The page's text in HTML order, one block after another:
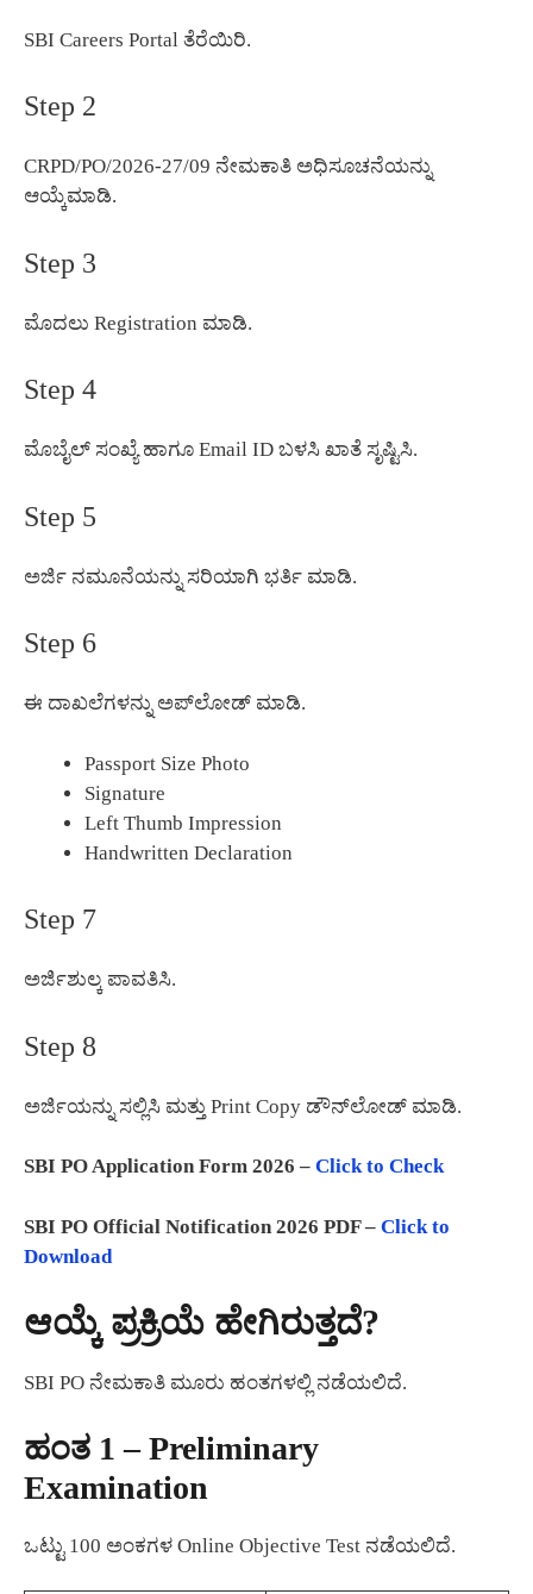
SBI Careers Portal ತೆರೆಯಿರಿ.
Step 2
CRPD/PO/2026-27/09 ನೇಮಕಾತಿ ಅಧಿಸೂಚನೆಯನ್ನು
ಆಯ್ಕೆಮಾಡಿ.
Step 3
ಮೊದಲು Registration ಮಾಡಿ.
Step 4
ಮೊಬೈಲ್ ಸಂಖ್ಯೆ ಹಾಗೂ Email ID ಬಳಸಿ ಖಾತೆ ಸೃಷ್ಟಿಸಿ.
Step 5
ಅರ್ಜಿ ನಮೂನೆಯನ್ನು ಸರಿಯಾಗಿ ಭರ್ತಿ ಮಾಡಿ.
Step 6
ಈ ದಾಖಲೆಗಳನ್ನು ಅಪ್‌ಲೋಡ್ ಮಾಡಿ.
Passport Size Photo
Signature
Left Thumb Impression
Handwritten Declaration
Step 7
ಅರ್ಜಿಶುಲ್ಕ ಪಾವತಿಸಿ.
Step 8
ಅರ್ಜಿಯನ್ನು ಸಲ್ಲಿಸಿ ಮತ್ತು Print Copy ಡೌನ್‌ಲೋಡ್ ಮಾಡಿ.
SBI PO Application Form 2026 – Click to Check
SBI PO Official Notification 2026 PDF – Click to
Download
ಆಯ್ಕೆ ಪ್ರಕ್ರಿಯೆ ಹೇಗಿರುತ್ತದೆ?
SBI PO ನೇಮಕಾತಿ ಮೂರು ಹಂತಗಳಲ್ಲಿ ನಡೆಯಲಿದೆ.
ಹಂತ 1 – Preliminary
Examination
ಒಟ್ಟು 100 ಅಂಕಗಳ Online Objective Test ನಡೆಯಲಿದೆ.